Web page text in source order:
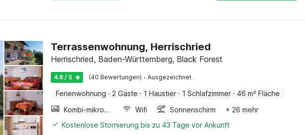
Terrassenwohnung, Herrischried
Herrischried, Baden-Württemberg, Black Forest
4.6 / 5 (40 Bewertungen) · Ausgezeichnet
Ferienwohnung · 2 Gäste · 1 Haustier · 1 Schlafzimmer · 46 m² Fläche
Kombi-mikrowelle
Wifi Sonnenschirm
+ 26 mehr
Kostenlose Stornierung bis zu 43 Tage vor Ankunft